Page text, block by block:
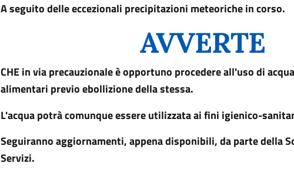
A seguito delle eccezionali precipitazioni meteoriche in corso.
AVVERTE
CHE in via precauzionale è opportuno procedere all'uso di
alimentari previo ebollizione della stessa.
L'acqua potrà comunque essere utilizzata ai fini igienico-
Seguiranno aggiornamenti, appena disponibili, da parte della
Servizi.